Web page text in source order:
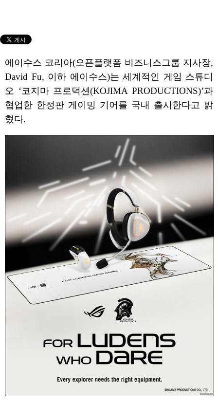
에이수스 코리아(오픈플랫폼 비즈니스그룹 지사장,
David Fu, 이하 에이수스)는 세계적인 게임 스튜디
오 ‘코지마 프로덕션(KOJIMA PRODUCTIONS)’과
협업한 한정판 게이밍 기어를 국내 출시한다고 밝
혔다.